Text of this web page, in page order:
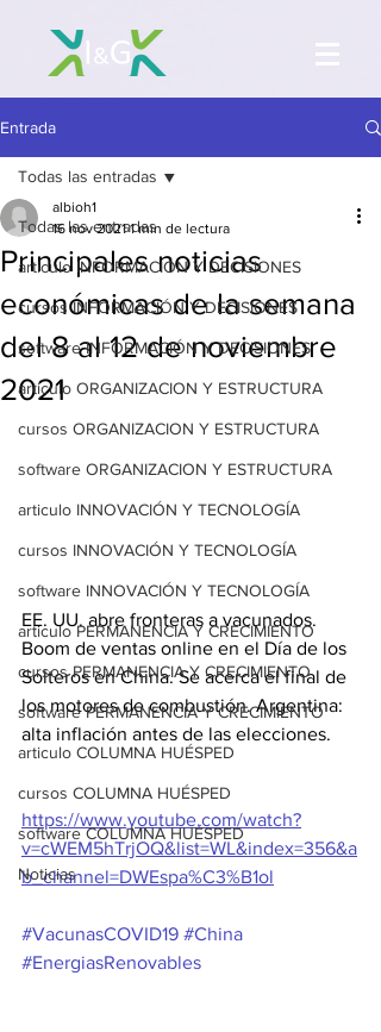
Entrada
Todas las entradas
articulo INFORMACIÓN Y DECISIONES
cursos INFORMACIÓN Y DECISIONES
software INFORMACIÓN Y DECISIONES
articulo ORGANIZACION Y ESTRUCTURA
cursos ORGANIZACION Y ESTRUCTURA
software ORGANIZACION Y ESTRUCTURA
articulo INNOVACIÓN Y TECNOLOGÍA
cursos INNOVACIÓN Y TECNOLOGÍA
software INNOVACIÓN Y TECNOLOGÍA
articulo PERMANENCIA Y CRECIMIENTO
cursos PERMANENCIA Y CRECIMIENTO
software PERMANENCIA Y CRECIMIENTO
articulo COLUMNA HUÉSPED
cursos COLUMNA HUÉSPED
software COLUMNA HUÉSPED
Noticias
Todas las entradas
Principales noticias
económicas de la semana
del 8 al 12 de noviembre
2021
albioh1
16 nov 2021 1 min de lectura
EE. UU. abre fronteras a vacunados.
Boom de ventas online en el Día de los
Solteros en China. Se acerca el final de
los motores de combustión. Argentina:
alta inflación antes de las elecciones.
https://www.youtube.com/watch?
v=cWEM5hTrjOQ&list=WL&index=356&a
b_channel=DWEspa%C3%B1ol
#VacunasCOVID19 #China
#EnergiasRenovables